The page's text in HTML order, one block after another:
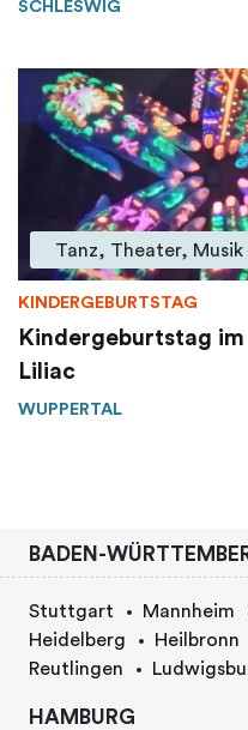
SCHLESWIG
Tanz, Theater, Musik
KINDERGEBURTSTAG
Kindergeburtstag
Liliac
WUPPERTAL
BADEN-
Stuttgart Mannheim
Heidelberg
Heilbronn
Reutlingen
HAMBURG